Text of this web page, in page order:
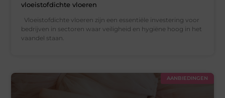
vloeistofdichte vloeren
Vloeistofdichte vloeren zijn een essentiële investering voor
bedrijven in sectoren waar veiligheid en hygiëne hoog in het
vaandel staan.
AANBIEDINGEN